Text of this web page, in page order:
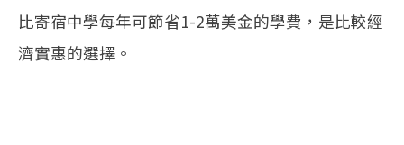
比寄宿中學每年可節省1-2萬美金的學費，是比較經
濟實惠的選擇。